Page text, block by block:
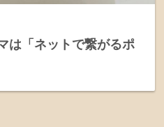
は「ネットで繋がるポ